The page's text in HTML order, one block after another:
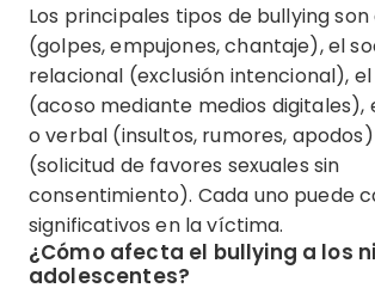
Los principales tipos de bullying
(golpes, empujones, chantaje), el
relacional (exclusión intencional),
(acoso mediante medios digitales),
o verbal (insultos, rumores,
(solicitud de favores sexuales sin
consentimiento). Cada uno puede
significativos en la víctima.
¿Cómo afecta el bullying a los
adolescentes?